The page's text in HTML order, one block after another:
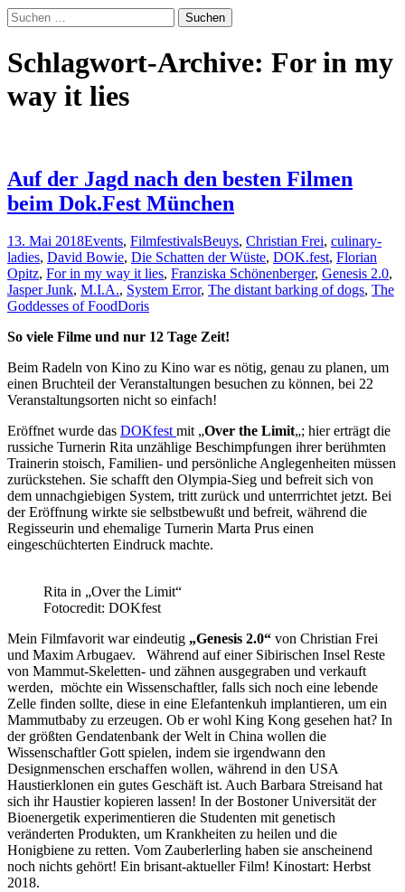
Suchen
nach:
Schlagwort-Archive: For in my
way it lies
Auf der Jagd nach den besten Filmen
beim Dok.Fest München
13. Mai 2018Events, FilmfestivalsBeuys, Christian Frei, culinary-
ladies, David Bowie, Die Schatten der Wüste, DOK.fest, Florian
Opitz, For in my way it lies, Franziska Schönenberger, Genesis 2.0,
Jasper Junk, M.I.A., System Error, The distant barking of dogs, The
Goddesses of FoodDoris
So viele Filme und nur 12 Tage Zeit!
Beim Radeln von Kino zu Kino war es nötig, genau zu planen, um
einen Bruchteil der Veranstaltungen besuchen zu können, bei 22
Veranstaltungsorten nicht so einfach!
Eröffnet wurde das DOKfestmit „Over the Limit„; hier erträgt die
russiche Turnerin Rita unzählige Beschimpfungen ihrer berühmten
Trainerin stoisch, Familien- und persönliche Anglegenheiten müssen
zurückstehen. Sie schafft den Olympia-Sieg und befreit sich von
dem unnachgiebigen System, tritt zurück und unterrrichtet jetzt. Bei
der Eröffnung wirkte sie selbstbewußt und befreit, während die
Regisseurin und ehemalige Turnerin Marta Prus einen
eingeschüchterten Eindruck machte.
Rita in „Over the Limit“
Fotocredit: DOKfest
Mein Filmfavorit war eindeutig „Genesis 2.0“ von Christian Frei
und Maxim Arbugaev. Während auf einer Sibirischen Insel Reste
von Mammut-Skeletten- und zähnen ausgegraben und verkauft
werden, möchte ein Wissenschaftler, falls sich noch eine lebende
Zelle finden sollte, diese in eine Elefantenkuh implantieren, um ein
Mammutbaby zu erzeugen. Ob er wohl King Kong gesehen hat? In
der größten Gendatenbank der Welt in China wollen die
Wissenschaftler Gott spielen, indem sie irgendwann den
Designmenschen erschaffen wollen, während in den USA
Haustierklonen ein gutes Geschäft ist. Auch Barbara Streisand hat
sich ihr Haustier kopieren lassen! In der Bostoner Universität der
Bioenergetik experimentieren die Studenten mit genetisch
veränderten Produkten, um Krankheiten zu heilen und die
Honigbiene zu retten. Vom Zauberlerling haben sie anscheinend
noch nichts gehört! Ein brisant-aktueller Film! Kinostart: Herbst
2018.